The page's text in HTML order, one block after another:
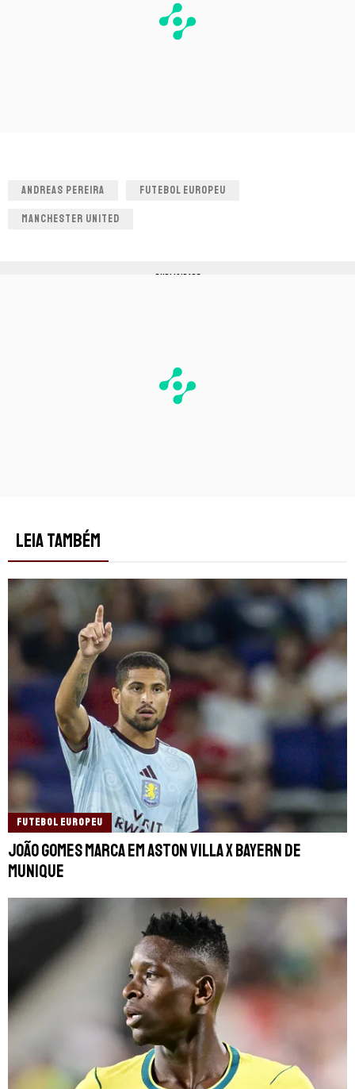
ANDREAS PEREIRA FUTEBOL EUROPEU
MANCHESTER UNITED
PUBLICIDADE
LEIA TAMBÉM
FUTEBOL EUROPEU
João Gomes marca em Aston Villa x Bayern de
Munique